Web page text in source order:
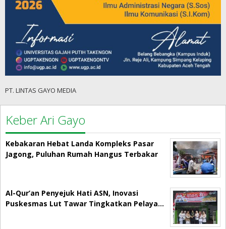
PT. LINTAS GAYO MEDIA
Keber Ari Gayo
Kebakaran Hebat Landa Kompleks Pasar
Jagong, Puluhan Rumah Hangus Terbakar
Al-Qur’an Penyejuk Hati ASN, Inovasi
Puskesmas Lut Tawar Tingkatkan Pelaya…